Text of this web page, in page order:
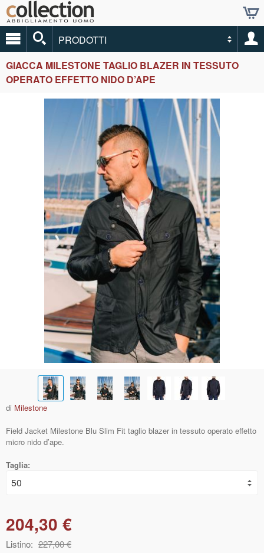
PRODOTTI
GIACCA MILESTONE TAGLIO BLAZER IN TESSUTO
OPERATO EFFETTO NIDO D’APE
di Milestone
Field Jacket Milestone Blu Slim Fit taglio blazer in tessuto operato effetto
micro nido d’ape.
Taglia:
204,30 €
Listino: 227,00 €